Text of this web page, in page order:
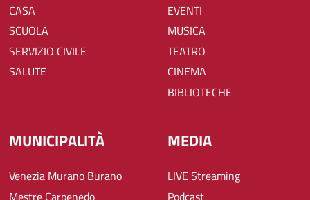
CASA
SCUOLA
SERVIZIO CIVILE
SALUTE
EVENTI
MUSICA
TEATRO
CINEMA
BIBLIOTECHE
MUNICIPALITÀ
Venezia Murano Burano
Mestre Carpenedo
MEDIA
LIVE Streaming
Podcast